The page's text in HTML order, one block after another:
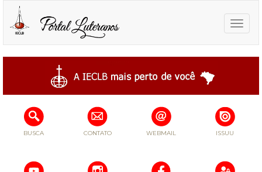
Toggle
BUSCA CONTATO WEBMAIL ISSUU